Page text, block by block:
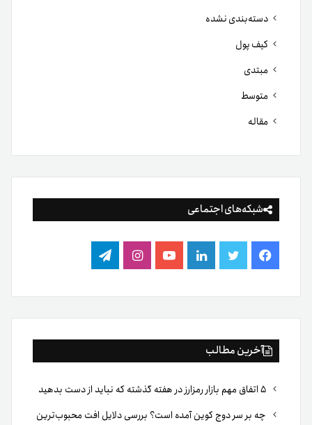
دسته‌بندی نشده
کیف پول
مبتدی
متوسط
مقاله
شبکه‌های اجتماعی
فیس
بوک
توییتر لینکدینیوتیوباینستاگرام
تلگرام
آخرین مطالب
چه بر سر دوج کوین آمده است؟ بررسی دلایل افت محبوب‌ترین